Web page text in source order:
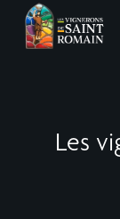
Les